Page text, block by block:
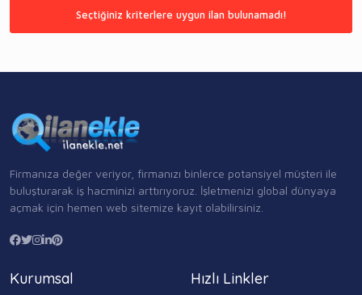
Seçtiğiniz kriterlere uygun ilan bulunamadı!
Firmanıza değer veriyor, firmanızı binlerce potansiyel müşteri ile
buluşturarak iş hacminizi arttırıyoruz. İşletmenizi global dünyaya
açmak için hemen web sitemize kayıt olabilirsiniz.
Kurumsal Hızlı Linkler